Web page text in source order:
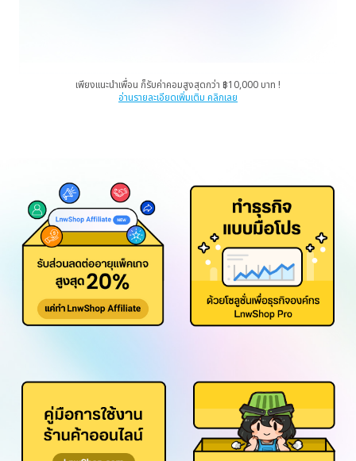
เพียงแนะนำเพื่อน ก็รับค่าคอมสูงสุดกว่า ฿10,000 บาท !
อ่านรายละเอียดเพิ่มเติม คลิกเลย